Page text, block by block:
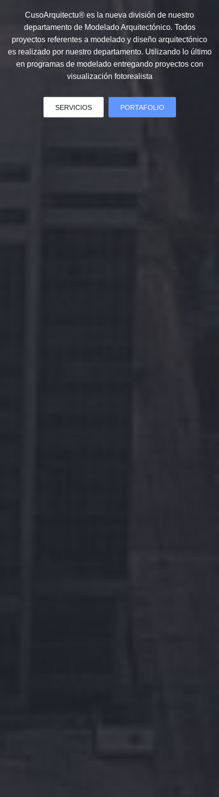
CusoArquitectu® es la nueva división de nuestro
departamento de Modelado Arquitectónico. Todos
proyectos referentes a modelado y diseño arquitectónico
es realizado por nuestro departamento. Utilizando lo último
en programas de modelado entregando proyectos con
visualización fotorealista
SERVICIOS PORTAFOLIO